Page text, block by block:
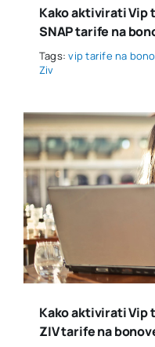
Kako aktivirati Vip
SNAP tarife na
Tags:vip tarife na
Ziv
Kako aktivirati Vip
ZIV tarife na